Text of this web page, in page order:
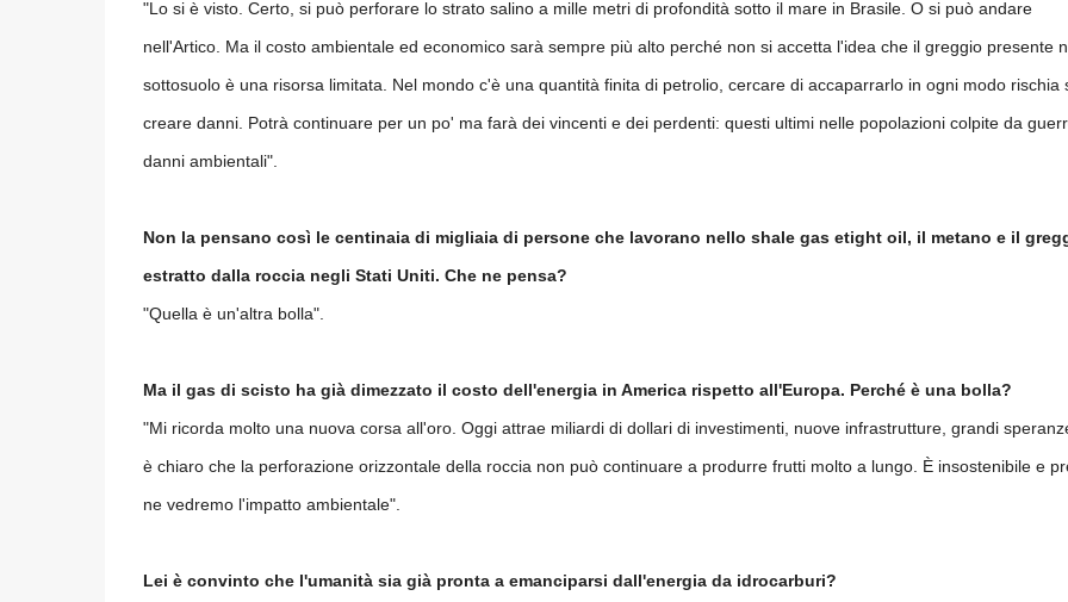
"Lo si è visto. Certo, si può perforare lo strato salino a mille metri di profondità sotto il mare in Brasile. O si può andare
nell'Artico. Ma il costo ambientale ed economico sarà sempre più alto perché non si accetta l'idea che il greggio presente
sottosuolo è una risorsa limitata. Nel mondo c'è una quantità finita di petrolio, cercare di accaparrarlo in ogni modo rischia
creare danni. Potrà continuare per un po' ma farà dei vincenti e dei perdenti: questi ultimi nelle popolazioni colpite da
danni ambientali".
Non la pensano così le centinaia di migliaia di persone che lavorano nello shale gas etight oil, il metano e il
estratto dalla roccia negli Stati Uniti. Che ne pensa?
"Quella è un'altra bolla".
Ma il gas di scisto ha già dimezzato il costo dell'energia in America rispetto all'Europa. Perché è una bolla?
"Mi ricorda molto una nuova corsa all'oro. Oggi attrae miliardi di dollari di investimenti, nuove infrastrutture, grandi
è chiaro che la perforazione orizzontale della roccia non può continuare a produrre frutti molto a lungo. È insostenibile e
ne vedremo l'impatto ambientale".
Lei è convinto che l'umanità sia già pronta a emanciparsi dall'energia da idrocarburi?